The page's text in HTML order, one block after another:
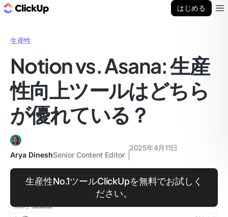
はじめる
生産性
Notion vs. Asana: 生産
性向上ツールはどちら
が優れている？
Arya DineshSenior Content Editor
2025年4月11日
生産性No.1ツールClickUpを無料でお試しく
ださい。